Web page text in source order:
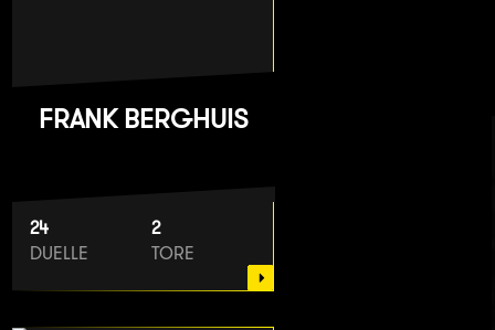
FRANK BERGHUIS
24
DUELLE
2
TORE